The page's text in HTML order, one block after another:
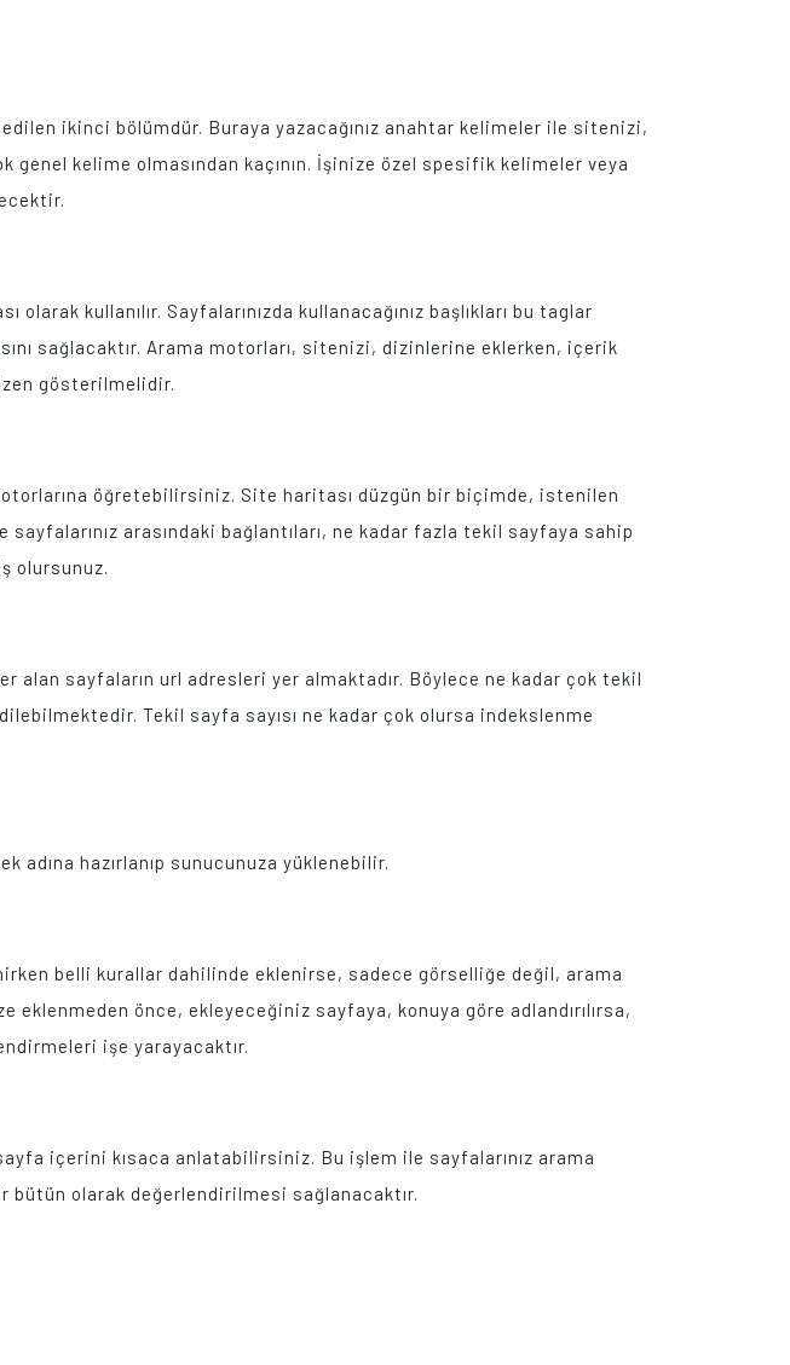
ikinci bölümdür. Buraya yazacağınız anahtar kelimeler ile sitenizi,
kelime olmasından kaçının. İşinize özel spesifik kelimeler veya
kullanılır. Sayfalarınızda kullanacağınız başlıkları bu taglar
sağlacaktır. Arama motorları, sitenizi, dizinlerine eklerken, içerik
gösterilmelidir.
öğretebilirsiniz. Site haritası düzgün bir biçimde, istenilen
arasındaki bağlantıları, ne kadar fazla tekil sayfaya sahip
olursunuz.
alan sayfaların url adresleri yer almaktadır. Böylece ne kadar çok tekil
Tekil sayfa sayısı ne kadar çok olursa indekslenme
adına hazırlanıp sunucunuza yüklenebilir.
belli kurallar dahilinde eklenirse, sadece görselliğe değil, arama
önce, ekleyeceğiniz sayfaya, konuya göre adlandırılırsa,
işe yarayacaktır.
içerini kısaca anlatabilirsiniz. Bu işlem ile sayfalarınız arama
bütün olarak değerlendirilmesi sağlanacaktır.